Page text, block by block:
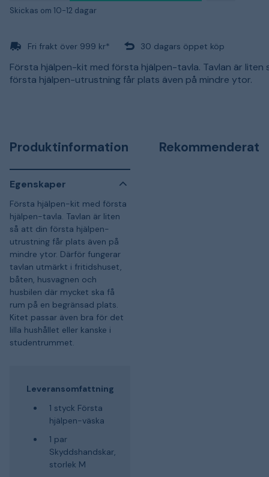
Skickas om 10-12 dagar
Fri frakt över 999 kr* 30 dagars öppet köp
Första hjälpen-kit med första hjälpen-tavla. Tavlan är liten
första hjälpen-utrustning får plats även på mindre ytor.
Produktinformation
Egenskaper
Första hjälpen-kit med första
hjälpen-tavla. Tavlan är liten
så att din första hjälpen-
utrustning får plats även på
mindre ytor. Därför fungerar
tavlan utmärkt i fritidshuset,
båten, husvagnen och
husbilen där mycket ska få
rum på en begränsad plats.
Kitet passar även bra för det
lilla hushållet eller kanske i
studentrummet.
Leveransomfattning
1 styck Första
hjälpen-väska
1 par
Skyddshandskar,
storlek M
Rekommenderat